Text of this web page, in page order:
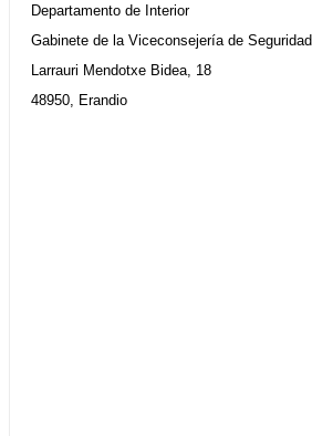
Departamento de Interior
Gabinete de la Viceconsejería de Seguridad
Larrauri Mendotxe Bidea, 18
48950, Erandio